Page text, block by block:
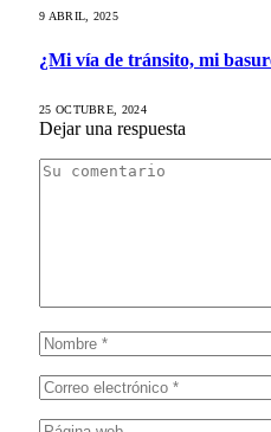
9 ABRIL, 2025
¿Mi vía de tránsito, mi
25 OCTUBRE, 2024
Dejar una respuesta